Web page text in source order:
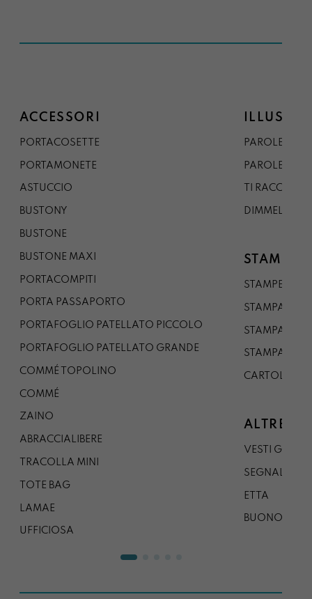
ACCESSORI
PORTACOSETTE
PORTAMONETE
ASTUCCIO
BUSTONY
BUSTONE
BUSTONE MAXI
PORTACOMPITI
PORTA PASSAPORTO
PORTAFOGLIO PATELLATO PICCOLO
PORTAFOGLIO PATELLATO GRANDE
COMMÉ TOPOLINO
COMMÉ
ZAINO
ABRACCIALIBERE
TRACOLLA MINI
TOTE BAG
LAMAE
UFFICIOSA
PAROLE DAL
PAROLE DA
TI
DIMMELO
STAMPE
STAMPE A5
STAMPA A3
STAMPA A1
STAMPA A0
CARTOLINA
ALTRE
VESTI
SEGNALIBRO
ETTA
BUONO